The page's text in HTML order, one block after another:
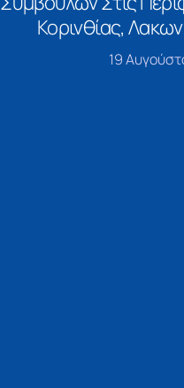
Κορινθίας,
19